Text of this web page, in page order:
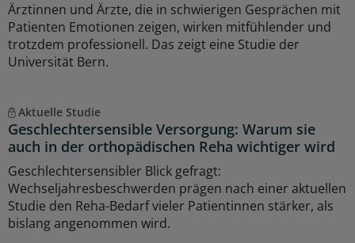
Ärztinnen und Ärzte, die in schwierigen Gesprächen mit
Patienten Emotionen zeigen, wirken mitfühlender und
trotzdem professionell. Das zeigt eine Studie der
Universität Bern.
Aktuelle Studie
Geschlechtersensible Versorgung: Warum sie
auch in der orthopädischen Reha wichtiger wird
Geschlechtersensibler Blick gefragt:
Wechseljahresbeschwerden prägen nach einer aktuellen
Studie den Reha-Bedarf vieler Patientinnen stärker, als
bislang angenommen wird.